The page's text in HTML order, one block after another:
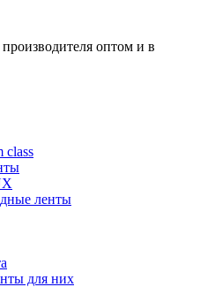
оптом и в
class
ленты
для них